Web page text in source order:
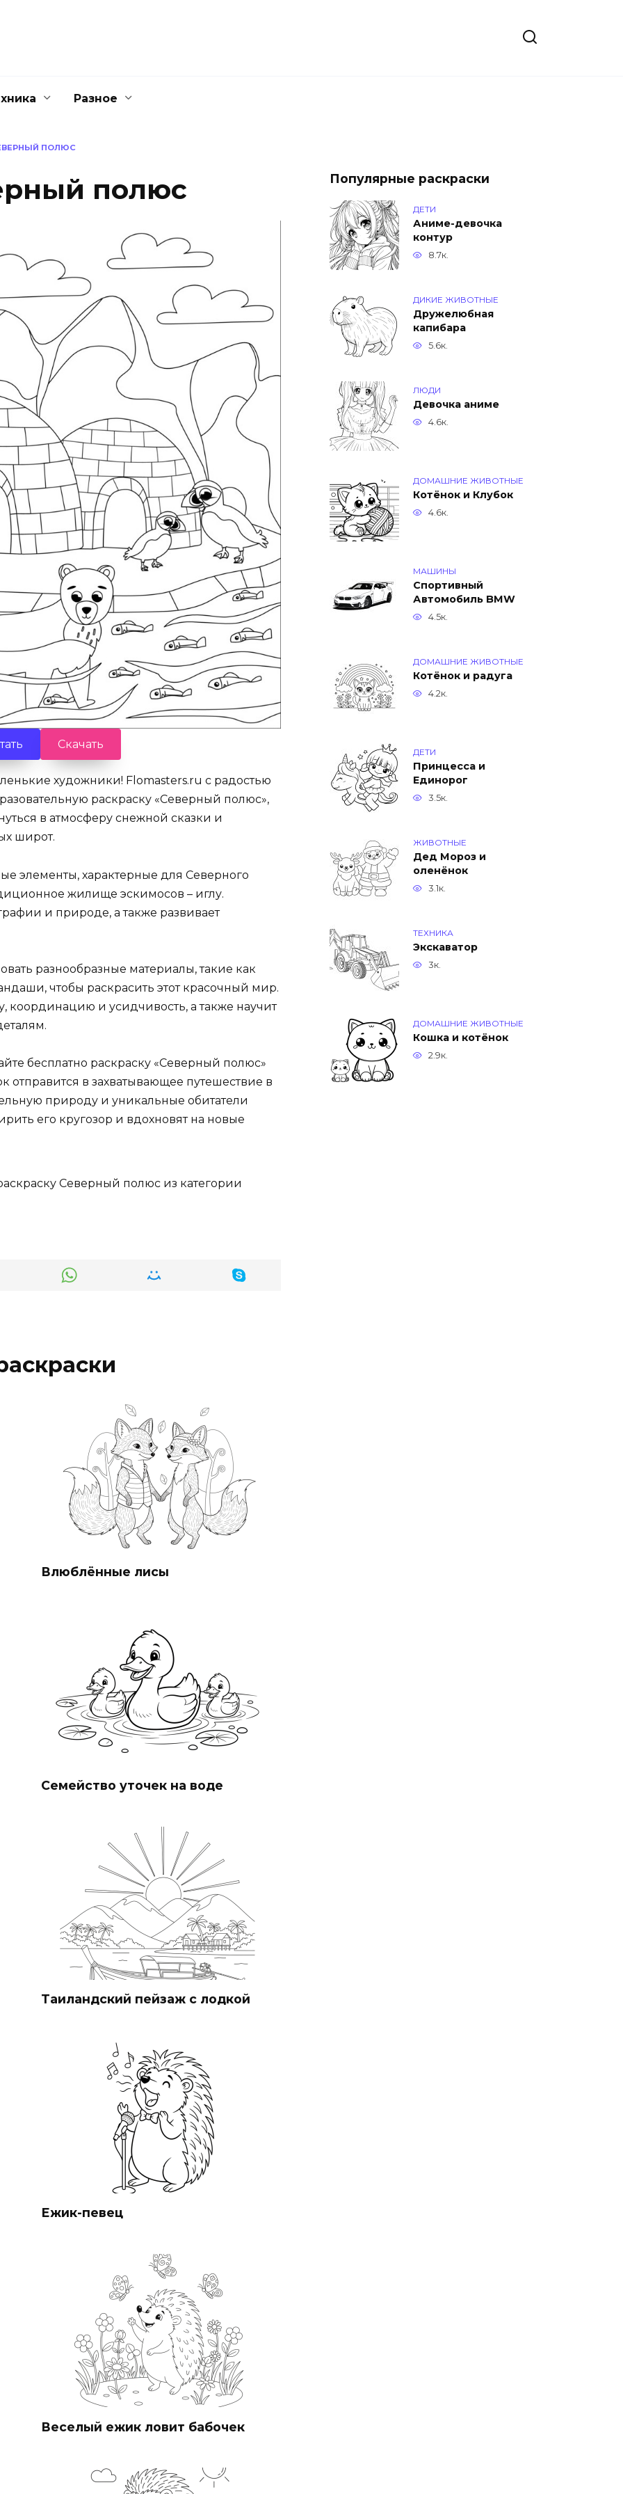
Разное
ПОЛЮС
полюс
Скачать
художники! Flomasters.ru с радостью
раскраску «Северный полюс»,
в атмосферу снежной сказки и
широт.
элементы, характерные для Северного
жилище эскимосов – иглу.
и природе, а также развивает
разнообразные материалы, такие как
чтобы раскрасить этот красочный мир.
координацию и усидчивость, а также научит
бесплатно раскраску «Северный полюс»
в захватывающее путешествие в
природу и уникальные обитатели
его кругозор и вдохновят на новые
Северный полюс из категории
Влюблённые лисы
Семейство уточек на воде
Таиландский пейзаж с лодкой
Ежик-певец
Веселый ежик ловит бабочек
Популярные раскраски
ДЕТИ
Аниме-девочка
контур
8.7к.
ДИКИЕ ЖИВОТНЫЕ
Дружелюбная
капибара
5.6к.
ЛЮДИ
Девочка аниме
4.6к.
ДОМАШНИЕ ЖИВОТНЫЕ
Котёнок и Клубок
4.6к.
МАШИНЫ
Спортивный
Автомобиль BMW
4.5к.
ДОМАШНИЕ ЖИВОТНЫЕ
Котёнок и радуга
4.2к.
ДЕТИ
Принцесса и
Единорог
3.5к.
ЖИВОТНЫЕ
Дед Мороз и
оленёнок
3.1к.
ТЕХНИКА
Экскаватор
3к.
ДОМАШНИЕ ЖИВОТНЫЕ
Кошка и котёнок
2.9к.